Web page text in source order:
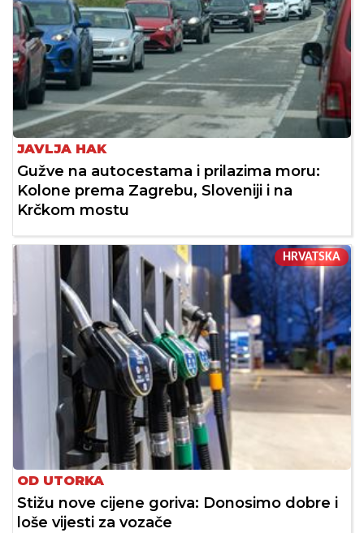
JAVLJA HAK
Gužve na autocestama i prilazima moru:
Kolone prema Zagrebu, Sloveniji i na
Krčkom mostu
HRVATSKA
OD UTORKA
Stižu nove cijene goriva: Donosimo dobre i
loše vijesti za vozače